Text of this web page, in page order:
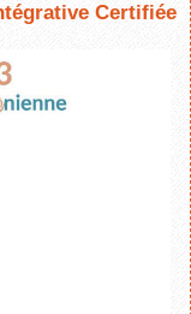
Certifiée